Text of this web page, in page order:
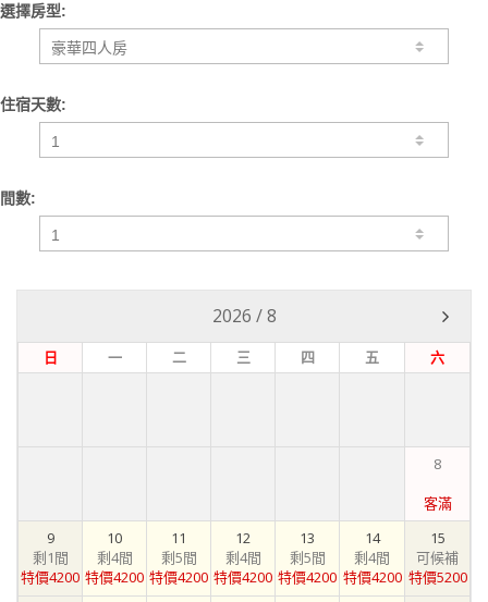
選擇房型:
住宿天數:
間數:
2026 /8
日 一 二 三 四 五 六
8
客滿
9
剩1間
特價4200
10
剩4間
特價4200
11
剩5間
特價4200
12
剩4間
特價4200
13
剩5間
特價4200
14
剩4間
特價4200
15
可候補
特價5200